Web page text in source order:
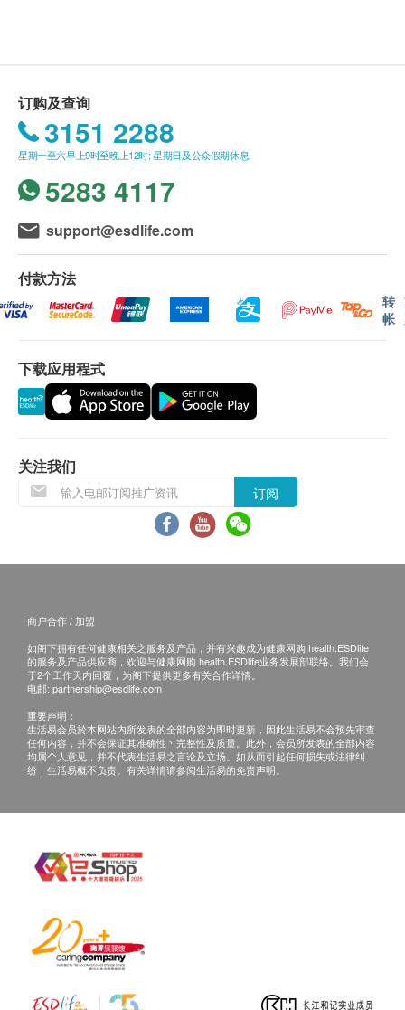
乳酸脱氢酶
基本健康评估
血压
体质指标
身高
体重
个人健康分析问卷
总胆固醇
高密度胆固醇
低密度胆固醇
极低密度胆固醇
低密度/高密度胆固醇比率
谷丙转氨酶
谷草转氨酶
总胆红素
直接胆红素
肾功能
尿素
嗜碱性粒细胞
嗜酸性粒细胞
红血球平均血红素浓度
红细胞平均体积
白血球
险直付安排，也不可兑换现金，恕不退款。
- 所有於「健康网购health. ESDlife网上订购的计划不
适用于急症服务。
-若需进一步检测、化验、药物及医生跟进咨询，将额
外收费。
- 如有任何爭議，「健康網購health. ESDlife」及明德
医疗中心将保留最终决定权。
有效期
本身体检查计划有效期为六个月，客人必须于六个月
废。
报告
康评估计划：
进行健康检查后，一般情况下，需大概14个工作天跟
进检查报告，工作天不包括星期六、日及公众假期。
轮候报告讲解时间会因应不同情况（如个别化验项目
所需时间或客人指明特定时段）而有所延长。
可以电邮或平邮方式寄送 。 （客人需自行承担邮寄报
告之风险。 )
（1） 完成所有测试之日起三个月内复诊。
（2） 视像复诊： 亲身或授权亲友自取报告。 报告亦
可以电邮或邮寄方式寄送 。 （需要另行收取邮费及客
进行健康检查后，一般情况下，需大概14个工作天跟
轮候报告讲解时间会因应不同情况（如个别化验项目
所需时间或客人指明特定时段）而有所延长。
A. 本地客户 ：
健康课程：
明德医疗中心 (客户服务中心)
电邮 :health@matilda.org
订购及查询
3151 2288
星期一至六早上9时至晚上12时; 星期日及公众假期休息
5283 4117
support@esdlife.com
付款方法
转
帐
下载应用程式
关注我们
订阅
商户合作 / 加盟
如阁下拥有任何健康相关之服务及产品，并有兴趣成为健康网购 health.ESDlife
的服务及产品供应商，欢迎与健康网购 health.ESDlife业务发展部联络。我们会
于2个工作天内回覆，为阁下提供更多有关合作详情。
电邮: partnership@esdlife.com
重要声明：
生活易会员於本网站内所发表的全部内容为即时更新，因此生活易不会预先审查
任何内容，并不会保证其准确性丶完整性及质量。此外，会员所发表的全部内容
均属个人意见，并不代表生活易之言论及立场。如从而引起任何损失或法律纠
纷，生活易概不负责。有关详情请参阅生活易的免责声明。